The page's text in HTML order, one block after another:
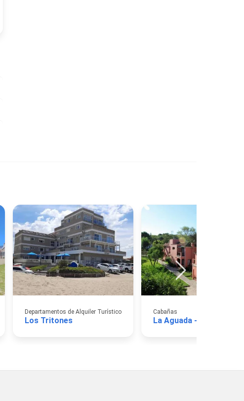
Departamentos de Alquiler Turístico
Los Tritones
Cabañas
La Aguada - Villa de Mar